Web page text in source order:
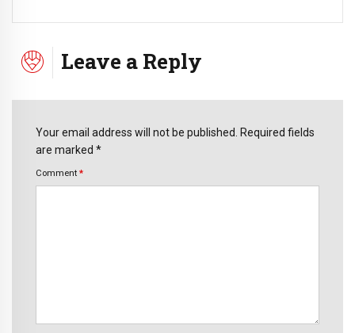
Leave a Reply
Your email address will not be published. Required fields
are marked *
Comment *